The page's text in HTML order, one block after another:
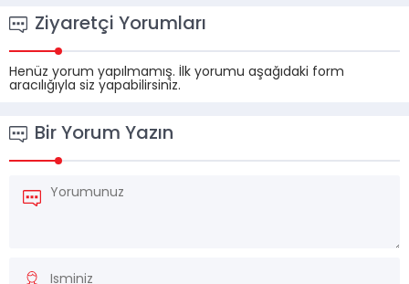
Ziyaretçi Yorumları
Henüz yorum yapılmamış. İlk yorumu aşağıdaki form
aracılığıyla siz yapabilirsiniz.
Bir Yorum Yazın